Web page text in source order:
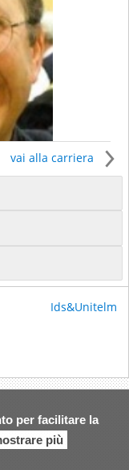
per facilitare la
più
in Sacra
Magistrale in
una mail
vai alla carriera
Ids&Unitelm